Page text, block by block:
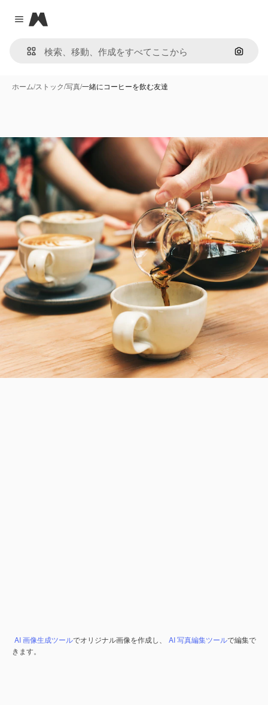
Close menu
Magnific
画像で
ホーム/ストック/写真/一緒にコーヒーを飲む友達
AI 画像生成ツールでオリジナル画像を作成し、 AI 写真編集ツールで編集で
きます。